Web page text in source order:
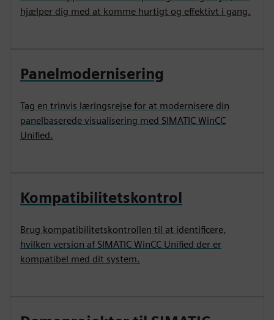
hjælper dig med at komme hurtigt og effektivt i gang.
Panelmodernisering
Tag en trinvis læringsrejse for at modernisere din
panelbaserede visualisering med SIMATIC WinCC
Unified.
Kompatibilitetskontrol
Brug kompatibilitetskontrollen til at identificere,
hvilken version af SIMATIC WinCC Unified der er
kompatibel med dit system.